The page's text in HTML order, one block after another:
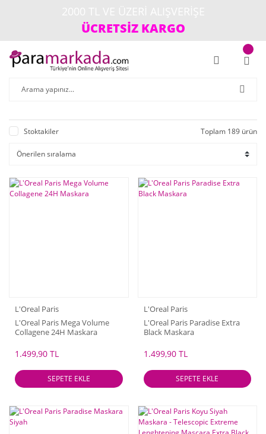
ÜCRETSİZ KARGO
Stoktakiler Toplam 189 ürün
L'Oreal Paris
L'Oreal Paris Mega Volume
Collagene 24H Maskara
1.499,90 TL
SEPETE EKLE
L'Oreal Paris
L'Oreal Paris Paradise Extra
Black Maskara
1.499,90 TL
SEPETE EKLE